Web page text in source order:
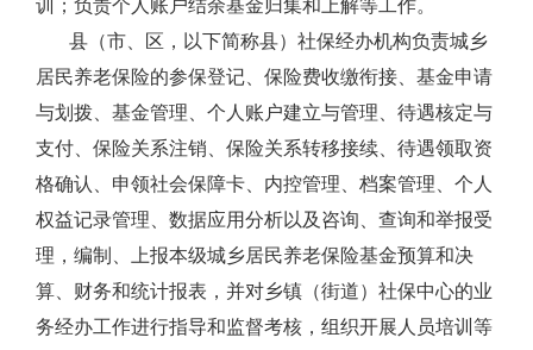
训；负责个人账户结余基金归集和上解等工作。
县（市、区，以下简称县）社保经办机构负责城乡
居民养老保险的参保登记、保险费收缴衔接、基金申请
与划拨、基金管理、个人账户建立与管理、待遇核定与
支付、保险关系注销、保险关系转移接续、待遇领取资
格确认、申领社会保障卡、内控管理、档案管理、个人
权益记录管理、数据应用分析以及咨询、查询和举报受
理，编制、上报本级城乡居民养老保险基金预算和决
算、财务和统计报表，并对乡镇（街道）社保中心的业
务经办工作进行指导和监督考核，组织开展人员培训等